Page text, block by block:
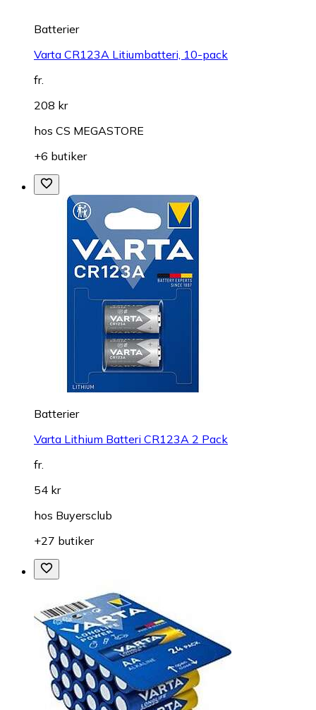
Batterier
Varta CR123A Litiumbatteri, 10-pack
fr.
208 kr
hos CS MEGASTORE
+6 butiker
Batterier
Varta Lithium Batteri CR123A 2 Pack
fr.
54 kr
hos Buyersclub
+27 butiker